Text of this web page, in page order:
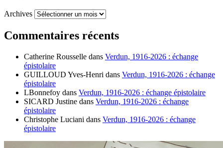
Archives
Commentaires récents
Catherine Rousselle dans Verdun, 1916-2026 : échange
épistolaire
GUILLOUD Yves-Henri dans Verdun, 1916-2026 : échange
épistolaire
LBonnefoy dans Verdun, 1916-2026 : échange épistolaire
SICARD Justine dans Verdun, 1916-2026 : échange
épistolaire
Christophe Luciani dans Verdun, 1916-2026 : échange
épistolaire